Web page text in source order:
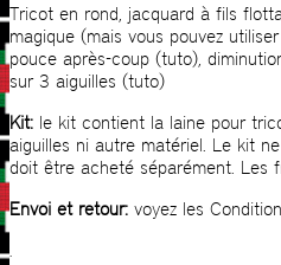
Tricot en rond, jacquard à fils
magique (mais vous pouvez
pouce après-coup (tuto),
sur 3 aiguilles (tuto)
Kit: le kit contient la laine pour
aiguilles ni autre matériel. Le kit
doit être acheté séparément. Les
Envoi et retour: voyez les
.